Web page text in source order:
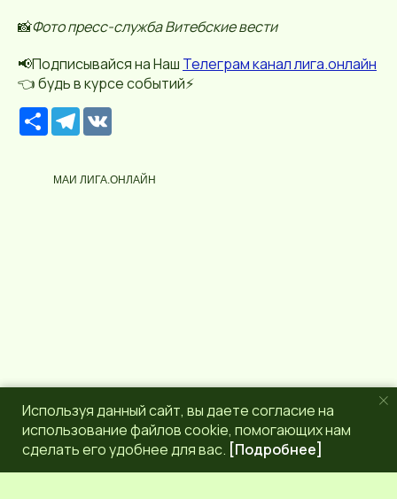
📸Фото пресс-служба Витебские вести
📢Подписывайся на Наш Телеграм канал лига.онлайн
👈 будь в курсе событий⚡️
Р
е
р
с
T
e
g
r
МАИ ЛИГА.ОНЛАЙН
Используя данный сайт, вы даете согласие на
использование файлов cookie, помогающих нам
сделать его удобнее для вас. [Подробнее]